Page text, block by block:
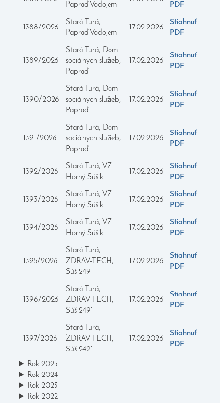
Papraď Vodojem PDF
1388/2026
Stará Turá,
Papraď Vodojem
17.02.2026
Stiahnuť
PDF
1389/2026
Stará Turá, Dom
sociálnych služieb,
Papraď
17.02.2026
Stiahnuť
PDF
1390/2026
Stará Turá, Dom
sociálnych služieb,
Papraď
17.02.2026
Stiahnuť
PDF
1391/2026
Stará Turá, Dom
sociálnych služieb,
Papraď
17.02.2026
Stiahnuť
PDF
1392/2026
Stará Turá, VZ
Horný Súšik
17.02.2026
Stiahnuť
PDF
1393/2026
Stará Turá, VZ
Horný Súšik
17.02.2026
Stiahnuť
PDF
1394/2026
Stará Turá, VZ
Horný Súšik
17.02.2026
Stiahnuť
PDF
1395/2026
Stará Turá,
ZDRAV-TECH,
Súš 2491
17.02.2026
Stiahnuť
PDF
1396/2026
Stará Turá,
ZDRAV-TECH,
Súš 2491
17.02.2026
Stiahnuť
PDF
1397/2026
Stará Turá,
ZDRAV-TECH,
Súš 2491
17.02.2026
Stiahnuť
PDF
Rok 2025
Rok 2024
Rok 2023
Rok 2022